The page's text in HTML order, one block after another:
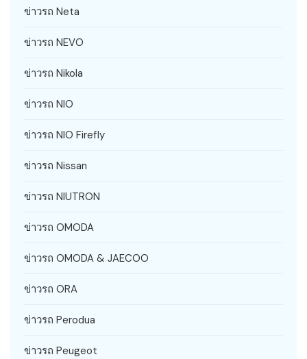
ข่าวรถ Neta
ข่าวรถ NEVO
ข่าวรถ Nikola
ข่าวรถ NIO
ข่าวรถ NIO Firefly
ข่าวรถ Nissan
ข่าวรถ NIUTRON
ข่าวรถ OMODA
ข่าวรถ OMODA & JAECOO
ข่าวรถ ORA
ข่าวรถ Perodua
ข่าวรถ Peugeot